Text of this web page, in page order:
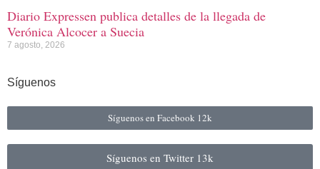
Diario Expressen publica detalles de la llegada de
Verónica Alcocer a Suecia
7 agosto, 2026
Síguenos
Síguenos en Facebook 12k
Síguenos en Twitter 13k